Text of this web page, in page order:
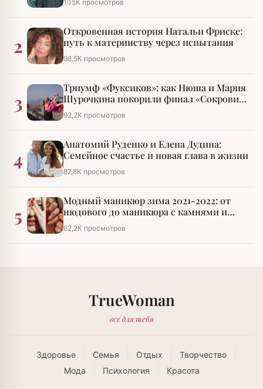
105К просмотров
2
Откровенная история Натальи Фриске:
путь к материнству через испытания
98,5К просмотров
3
Триумф «Фуксиков»: как Нюша и Мария
Шурочкина покорили финал «Сокровищ
императора»
92,2К просмотров
4
Анатомий Руденко и Елена Дудина:
Семейное счастье и новая глава в жизни
87,8К просмотров
5
Модный маникюр зима 2021-2022: от
нюдового до маникюра с камнями и
стразами
62,2К просмотров
TrueWoman
все для тебя
Здоровье Семья Отдых
Творчество
Мода
Психология Красота